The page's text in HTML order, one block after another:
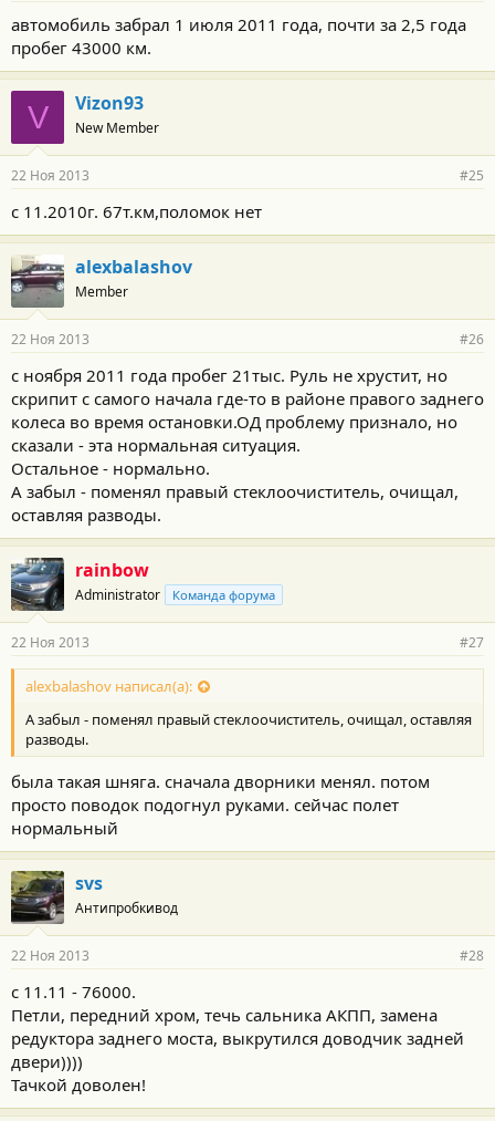
автомобиль забрал 1 июля 2011 года, почти за 2,5 года
пробег 43000 км.
V Vizon93
New Member
22 Ноя 2013 #25
с 11.2010г. 67т.км,поломок нет
alexbalashov
Member
22 Ноя 2013 #26
с ноября 2011 года пробег 21тыс. Руль не хрустит, но
скрипит с самого начала где-то в районе правого заднего
колеса во время остановки.ОД проблему признало, но
сказали - эта нормальная ситуация.
Остальное - нормально.
А забыл - поменял правый стеклоочиститель, очищал,
оставляя разводы.
rainbow
Administrator Команда форума
22 Ноя 2013 #27
alexbalashov написал(а):
А забыл - поменял правый стеклоочиститель, очищал, оставляя
разводы.
была такая шняга. сначала дворники менял. потом
просто поводок подогнул руками. сейчас полет
нормальный
svs
Антипробкивод
22 Ноя 2013 #28
с 11.11 - 76000.
Петли, передний хром, течь сальника АКПП, замена
редуктора заднего моста, выкрутился доводчик задней
двери))))
Тачкой доволен!